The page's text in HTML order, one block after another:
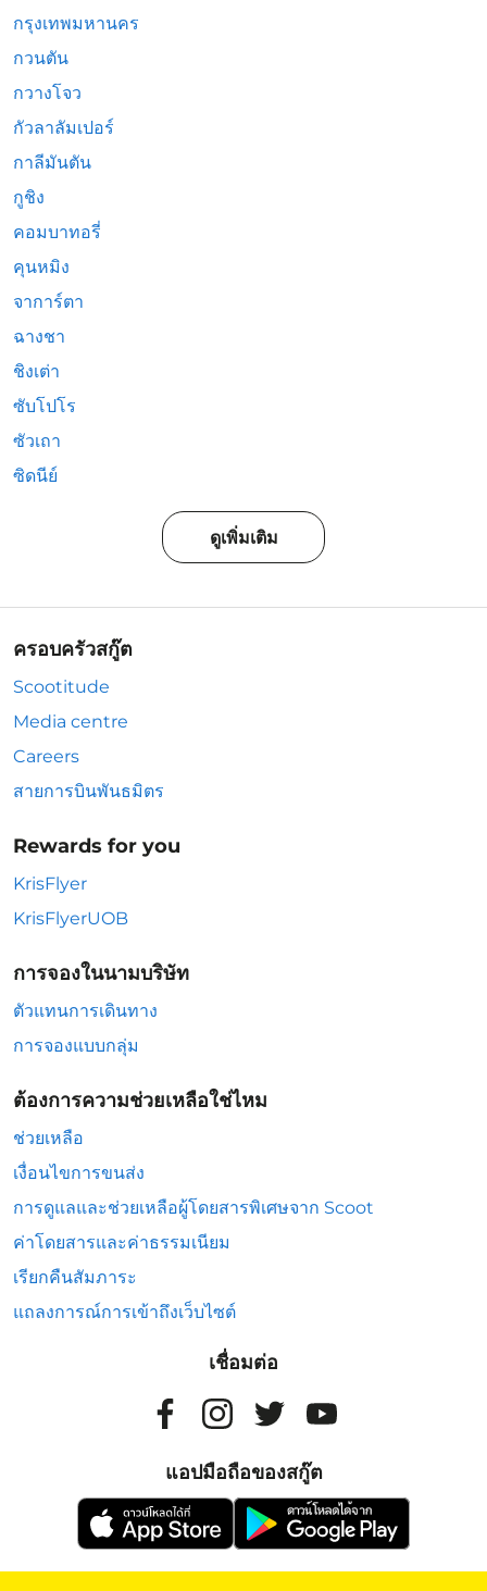
กรุงเทพมหานคร
กวนตัน
กวางโจว
กัวลาลัมเปอร์
กาลีมันตัน
กูชิง
คอมบาทอรี่
คุนหมิง
จาการ์ตา
ฉางชา
ชิงเต่า
ซับโปโร
ซัวเถา
ซิดนีย์
ดูเพิ่มเติม
ครอบครัวสกู๊ต
Scootitude
Media centre
Careers
สายการบินพันธมิตร
Rewards for you
KrisFlyer
KrisFlyerUOB
การจองในนามบริษัท
ตัวแทนการเดินทาง
การจองแบบกลุ่ม
ต้องการความช่วยเหลือใช่ไหม
ช่วยเหลือ
เงื่อนไขการขนส่ง
การดูแลและช่วยเหลือผู้โดยสารพิเศษจาก Scoot
ค่าโดยสารและค่าธรรมเนียม
เรียกคืนสัมภาระ
แถลงการณ์การเข้าถึงเว็บไซต์
เชื่อมต่อ
แอปมือถือของสกู๊ต